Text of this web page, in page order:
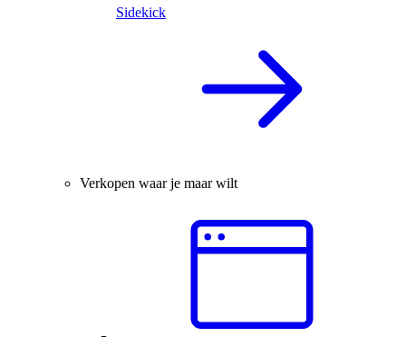
Sidekick
Verkopen waar je maar wilt